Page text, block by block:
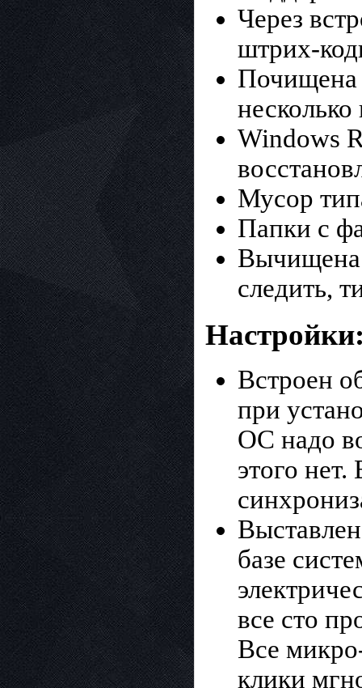
Через
штрих-
Почищена
несколько
Windows
Мусор
Папки с
Вычищена
следить,
Встроен
при
ОС надо
этого
базе
все сто
Все
клики